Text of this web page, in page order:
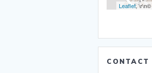
Leaflet, \r\n©
CONTACT